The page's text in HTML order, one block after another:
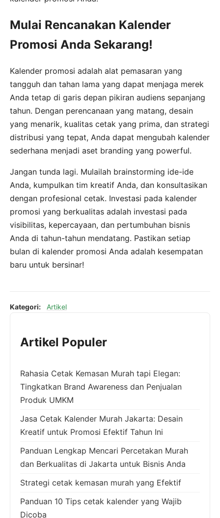
Mulai Rencanakan Kalender
Promosi Anda Sekarang!
Kalender promosi adalah alat pemasaran yang
tangguh dan tahan lama yang dapat menjaga merek
Anda tetap di garis depan pikiran audiens sepanjang
tahun. Dengan perencanaan yang matang, desain
yang menarik, kualitas cetak yang prima, dan strategi
distribusi yang tepat, Anda dapat mengubah kalender
sederhana menjadi aset branding yang powerful.
Jangan tunda lagi. Mulailah brainstorming ide-ide
Anda, kumpulkan tim kreatif Anda, dan konsultasikan
dengan profesional cetak. Investasi pada kalender
promosi yang berkualitas adalah investasi pada
visibilitas, kepercayaan, dan pertumbuhan bisnis
Anda di tahun-tahun mendatang. Pastikan setiap
bulan di kalender promosi Anda adalah kesempatan
baru untuk bersinar!
Kategori: Artikel
Artikel Populer
Rahasia Cetak Kemasan Murah tapi Elegan:
Tingkatkan Brand Awareness dan Penjualan
Produk UMKM
Jasa Cetak Kalender Murah Jakarta: Desain
Kreatif untuk Promosi Efektif Tahun Ini
Panduan Lengkap Mencari Percetakan Murah
dan Berkualitas di Jakarta untuk Bisnis Anda
Strategi cetak kemasan murah yang Efektif
Panduan 10 Tips cetak kalender yang Wajib
Dicoba